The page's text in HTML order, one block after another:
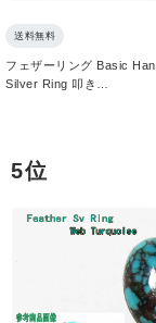
送料無料
フェザーリング Basic
Silver Ring 叩き…
5 位